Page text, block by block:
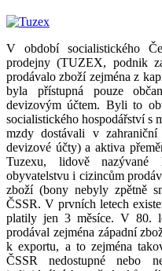
V období socialistického
prodejny (TUZEX, podnik
prodávalo zboží zejména z
byla přístupná pouze
devizovým účtem. Byli to
socialistického hospodářství s
mzdy dostávali v
devizové účty) a aktiva
Tuzexu, lidově
obyvatelstvu i cizincům
zboží (bony nebyly zpětně
ČSSR. V prvních letech
platily jen 3 měsíce. V 80.
prodával zejména západní
k exportu, a to zejména
ČSSR nedostupné nebo